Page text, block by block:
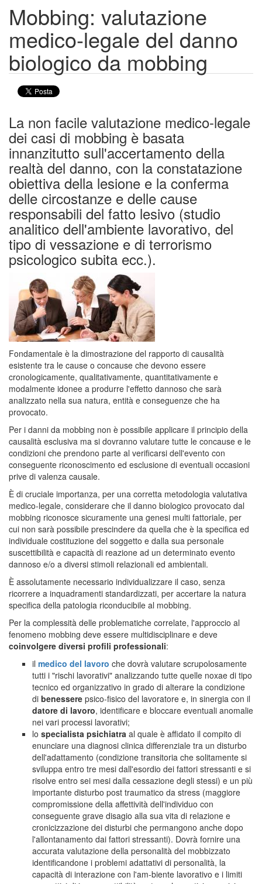
Mobbing: valutazione
medico-legale del danno
biologico da mobbing
La non facile valutazione medico-legale
dei casi di mobbing è basata
innanzitutto sull'accertamento della
realtà del danno, con la constatazione
obiettiva della lesione e la conferma
delle circostanze e delle cause
responsabili del fatto lesivo (studio
analitico dell'ambiente lavorativo, del
tipo di vessazione e di terrorismo
psicologico subita ecc.).
Fondamentale è la dimostrazione del rapporto di causalità
esistente tra le cause o concause che devono essere
cronologicamente, qualitativamente, quantitativamente e
modalmente idonee a produrre l'effetto dannoso che sarà
analizzato nella sua natura, entità e conseguenze che ha
provocato.
Per i danni da mobbing non è possibile applicare il principio della
causalità esclusiva ma si dovranno valutare tutte le concause e le
condizioni che prendono parte al verificarsi dell'evento con
conseguente riconoscimento ed esclusione di eventuali occasioni
prive di valenza causale.
È di cruciale importanza, per una corretta metodologia valutativa
medico-legale, considerare che il danno biologico provocato dal
mobbing riconosce sicuramente una genesi multi fattoriale, per
cui non sarà possibile prescindere da quella che è la specifica ed
individuale costituzione del soggetto e dalla sua personale
suscettibilità e capacità di reazione ad un determinato evento
dannoso e/o a diversi stimoli relazionali ed ambientali.
È assolutamente necessario individualizzare il caso, senza
ricorrere a inquadramenti standardizzati, per accertare la natura
specifica della patologia riconducibile al mobbing.
Per la complessità delle problematiche correlate, l'approccio al
fenomeno mobbing deve essere multidisciplinare e deve
coinvolgere diversi profili professionali:
il medico del lavoro che dovrà valutare scrupolosamente
tutti i "rischi lavorativi" analizzando tutte quelle noxae di tipo
tecnico ed organizzativo in grado di alterare la condizione
di benessere psico-fisico del lavoratore e, in sinergia con il
datore di lavoro, identificare e bloccare eventuali anomalie
nei vari processi lavorativi;
lo specialista psichiatra al quale è affidato il compito di
enunciare una diagnosi clinica differenziale tra un disturbo
dell'adattamento (condizione transitoria che solitamente si
sviluppa entro tre mesi dall'esordio dei fattori stressanti e si
risolve entro sei mesi dalla cessazione degli stessi) e un più
importante disturbo post traumatico da stress (maggiore
compromissione della affettività dell'individuo con
conseguente grave disagio alla sua vita di relazione e
cronicizzazione dei disturbi che permangono anche dopo
l'allontanamento dai fattori stressanti). Dovrà fornire una
accurata valutazione della personalità del mobbizzato
identificandone i problemi adattativi di personalità, la
capacità di interazione con l'am-biente lavorativo e i limiti